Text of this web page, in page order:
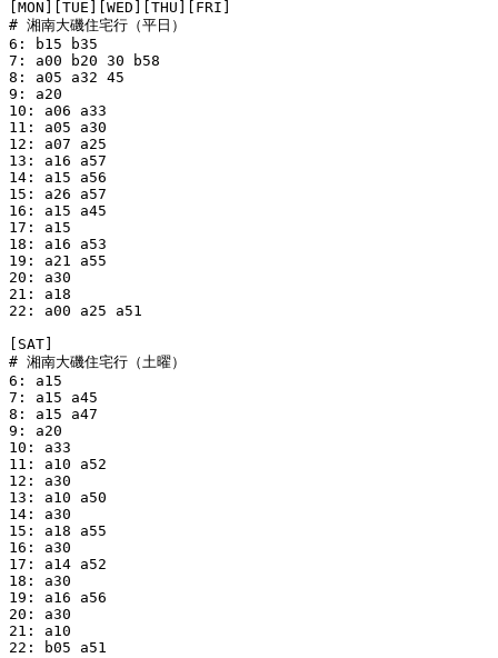
[MON][TUE][WED][THU][FRI]
# 湘南大磯住宅行（平日）
6: b15 b35
7: a00 b20 30 b58
8: a05 a32 45
9: a20
10: a06 a33
11: a05 a30
12: a07 a25
13: a16 a57
14: a15 a56
15: a26 a57
16: a15 a45
17: a15
18: a16 a53
19: a21 a55
20: a30
21: a18
22: a00 a25 a51
[SAT]
# 湘南大磯住宅行（土曜）
6: a15
7: a15 a45
8: a15 a47
9: a20
10: a33
11: a10 a52
12: a30
13: a10 a50
14: a30
15: a18 a55
16: a30
17: a14 a52
18: a30
19: a16 a56
20: a30
21: a10
22: b05 a51